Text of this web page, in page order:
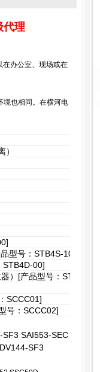
代理
办公室、现场或在
境也相同。在横河电
型号：STB4S-10]
STB4D-00]
）[产品型号：STB4D-10]
SCCC01]
号：SCCC02]
SAI553-SEC
SF3